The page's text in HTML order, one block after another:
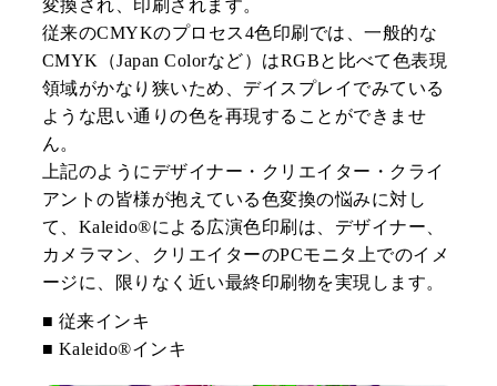
変換され、印刷されます。
従来のCMYKのプロセス4色印刷では、一般的な
CMYK（Japan Colorなど）はRGBと比べて色表現
領域がかなり狭いため、デイスプレイでみている
ような思い通りの色を再現することができませ
ん。
上記のようにデザイナー・クリエイター・クライ
アントの皆様が抱えている色変換の悩みに対し
て、Kaleido®による広演色印刷は、デザイナー、
カメラマン、クリエイターのPCモニタ上でのイメ
ージに、限りなく近い最終印刷物を実現します。
■ 従来インキ
■ Kaleido®インキ